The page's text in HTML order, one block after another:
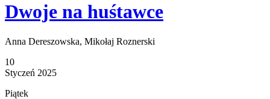
Dwoje na huśtawce
Anna Dereszowska, Mikołaj Roznerski
10
Styczeń 2025
Piątek